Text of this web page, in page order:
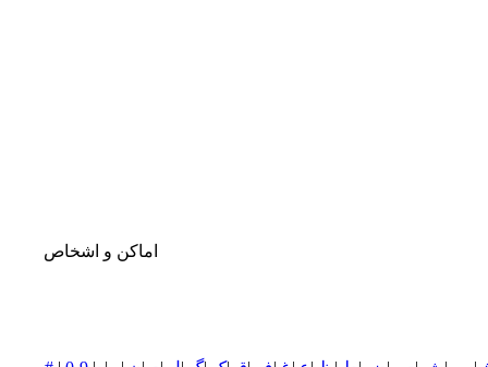
اماکن و اشخاص